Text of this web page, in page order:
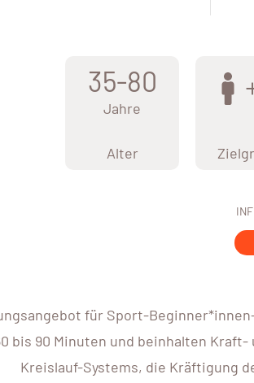
35-80
Jahre
Alter
für Sport-
bis 90 Minuten und beinhalten
Kreislauf-Systems, die Kräftigung